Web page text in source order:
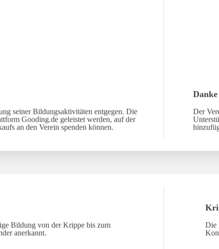
seiner Bildungsaktivitäten entgegen. Die
Gooding.de geleistet werden, auf der
an den Verein spenden können.
Danke
Der
Bildung von der Krippe bis zum
anerkannt.
Die